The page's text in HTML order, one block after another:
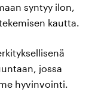
syntyy ilon,
kautta.
jossa
hyvinvointi.